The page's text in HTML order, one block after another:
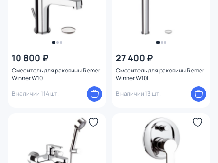
10 800 ₽
Смеситель для раковины Remer
Winner W10
В наличии 114 шт.
27 400 ₽
Смеситель для раковины Remer
Winner W10L
В наличии 13 шт.